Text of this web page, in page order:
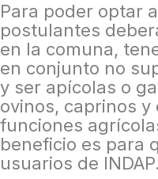
Para poder optar
postulantes
en la comuna,
en conjunto no
y ser apícolas o
ovinos, caprinos
funciones
beneficio es para
usuarios de INDAP.